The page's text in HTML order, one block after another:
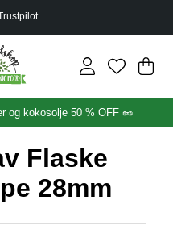
.
og kokosolje 50 % OFF 🥜
Flaske
28mm